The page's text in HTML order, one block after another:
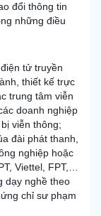
đổi thông tin
những điều
tử truyền
thiết kế trực
trung tâm viễn
doanh nghiệp
viễn thông;
đài phát thanh,
nghiệp hoặc
Viettel, FPT,…
dạy nghề theo
chỉ sư phạm